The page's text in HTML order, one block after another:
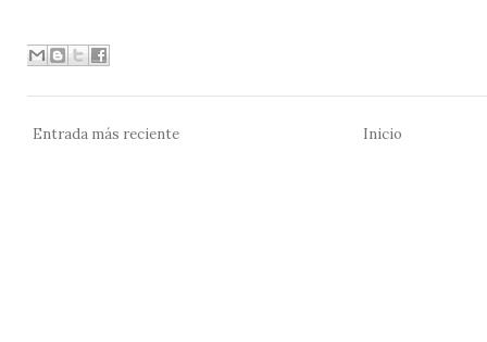
Entrada más reciente Inicio